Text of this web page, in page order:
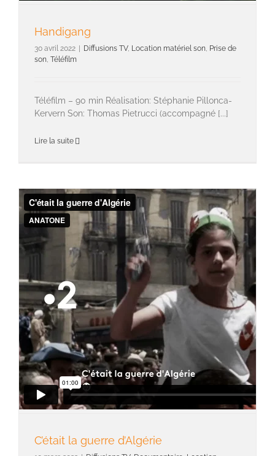
Handigang
30 avril 2022 Diffusions TV, Location matériel son, Prise de
son, Téléfilm
Téléfilm – 90 min Réalisation: Stéphanie Pillonca-
Kervern Son: Thomas Pietrucci (accompagné [...]
Lire la suite
C’était la guerre d’Algérie